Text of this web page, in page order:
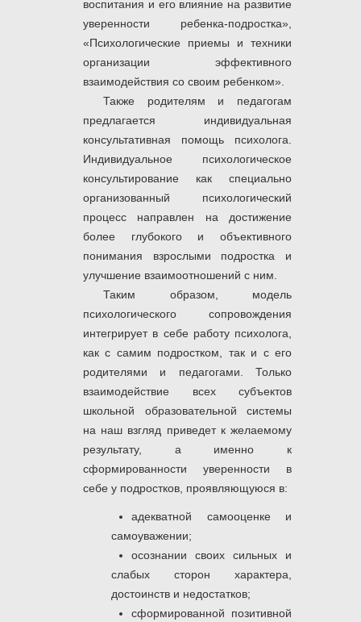
воспитания и его влияние на развитие
уверенности ребенка-подростка»,
«Психологические приемы и техники
организации эффективного
взаимодействия со своим ребенком».
Также родителям и педагогам
предлагается индивидуальная
консультативная помощь психолога.
Индивидуальное психологическое
консультирование как специально
организованный психологический
процесс направлен на достижение
более глубокого и объективного
понимания взрослыми подростка и
улучшение взаимоотношений с ним.
Таким образом, модель
психологического сопровождения
интегрирует в себе работу психолога,
как с самим подростком, так и с его
родителями и педагогами. Только
взаимодействие всех субъектов
школьной образовательной системы
на наш взгляд приведет к желаемому
результату, а именно к
сформированности уверенности в
себе у подростков, проявляющуюся в:
адекватной самооценке и
самоуважении;
осознании своих сильных и
слабых сторон характера,
достоинств и недостатков;
сформированной позитивной